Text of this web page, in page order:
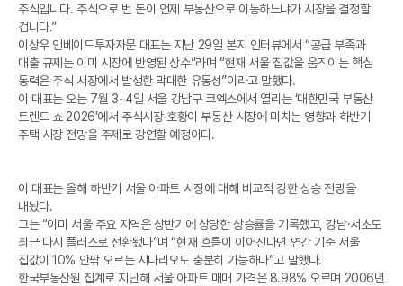
주식입니다. 주식으로 번 돈이 언제 부동산으로 이동하느냐가 시장을 결정할
겁니다.”
이상우 인베이드투자자문 대표는 지난 29일 본지 인터뷰에서 “공급 부족과
대출 규제는 이미 시장에 반영된 상수”라며 “현재 서울 집값을 움직이는 핵심
동력은 주식 시장에서 발생한 막대한 유동성”이라고 말했다.
이 대표는 오는 7월 3~4일 서울 강남구 코엑스에서 열리는 ‘대한민국 부동산
트렌드 쇼 2026’에서 주식시장 호황이 부동산 시장에 미치는 영향과 하반기
주택 시장 전망을 주제로 강연할 예정이다.
이 대표는 올해 하반기 서울 아파트 시장에 대해 비교적 강한 상승 전망을
내놨다.
그는 “이미 서울 주요 지역은 상반기에 상당한 상승률을 기록했고, 강남·서초도
최근 다시 플러스로 전환됐다”며 “현재 흐름이 이어진다면 연간 기준 서울
집값이 10% 안팎 오르는 시나리오도 충분히 가능하다”고 말했다.
한국부동산원 집계로 지난해 서울 아파트 매매 가격은 8.98% 오르며 2006년